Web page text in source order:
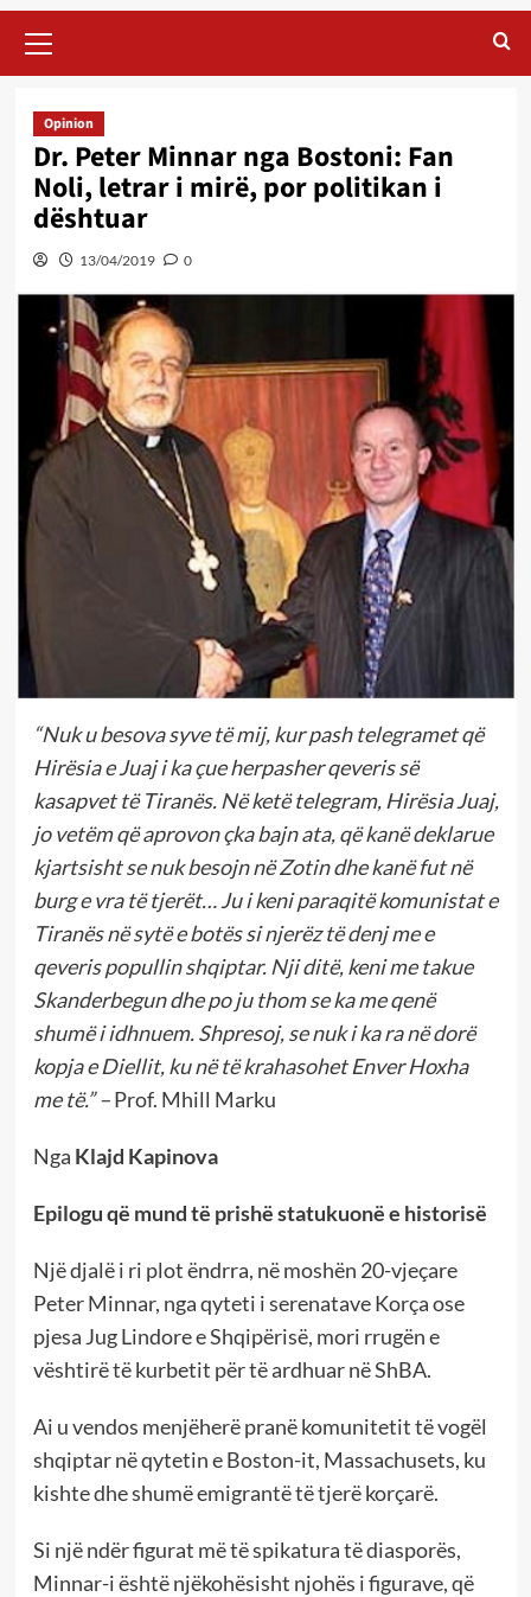
Menu
Opinion
Dr. Peter Minnar nga Bostoni: Fan
Noli, letrar i mirë, por politikan i
dështuar
13/04/2019 0
“Nuk u besova syve të mij, kur pash telegramet që
Hirësia e Juaj i ka çue herpasher qeveris së
kasapvet të Tiranës. Në ketë telegram, Hirësia Juaj,
jo vetëm që aprovon çka bajn ata, që kanë deklarue
kjartsisht se nuk besojn në Zotin dhe kanë fut në
burg e vra të tjerët… Ju i keni paraqitë komunistat e
Tiranës në sytë e botës si njerëz të denj me e
qeveris popullin shqiptar. Nji ditë, keni me takue
Skanderbegun dhe po ju thom se ka me qenë
shumë i idhnuem. Shpresoj, se nuk i ka ra në dorë
kopja e Diellit, ku në të krahasohet Enver Hoxha
me të.” –Prof. Mhill Marku
Nga Klajd Kapinova
Epilogu që mund të prishë statukuonë e historisë
Një djalë i ri plot ëndrra, në moshën 20-vjeçare
Peter Minnar, nga qyteti i serenatave Korça ose
pjesa Jug Lindore e Shqipërisë, mori rrugën e
vështirë të kurbetit për të ardhuar në ShBA.
Ai u vendos menjëherë pranë komunitetit të vogël
shqiptar në qytetin e Boston-it, Massachusets, ku
kishte dhe shumë emigrantë të tjerë korçarë.
Si një ndër figurat më të spikatura të diasporës,
Minnar-i është njëkohësisht njohës i figurave, që